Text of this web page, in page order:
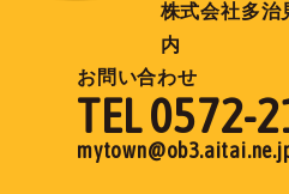
株式会社多治
内
お問い合わせ
TEL 0572-